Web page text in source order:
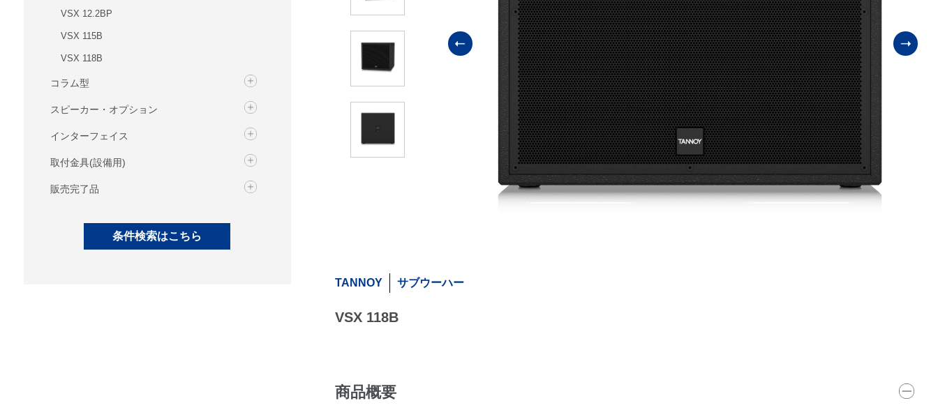
VSX 12.2BP
VSX 115B
VSX 118B
コラム型
スピーカー・オプション
インターフェイス
取付金具(設備用)
販売完了品
TANNOY サブウーハー
VSX 118B
商品概要